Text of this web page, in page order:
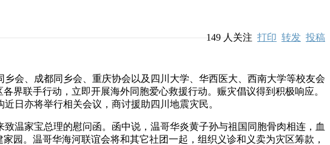
149人关注 打印 转发 投稿
、成都同乡会、重庆协会以及四川大学、华西医大、西南大学等校友会
界联手行动，立即开展海外同胞爱心救援行动。赈灾倡议得到积极响应。
日亦将举行相关会议，商讨援助四川地震灾民。
家宝总理的慰问函。函中说，温哥华炎黄子孙与祖国同胞骨肉相连，血
园。温哥华海河联谊会将和其它社团一起，组织义诊和义卖为灾区筹款，